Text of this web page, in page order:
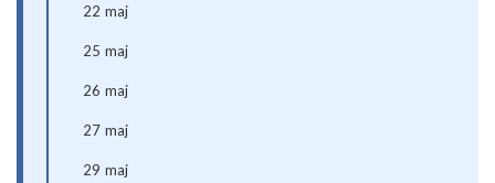
22 maj
25 maj
26 maj
27 maj
29 maj